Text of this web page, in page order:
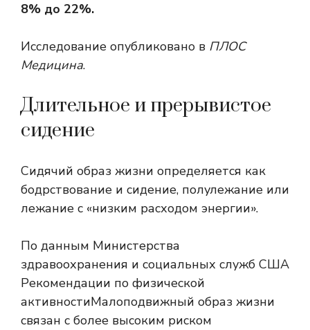
8% до 22%.
Исследование опубликовано в ПЛОС
Медицина.
Длительное и прерывистое
сидение
Сидячий образ жизни определяется как
бодрствование и сидение, полулежание или
лежание с «низким расходом энергии».
По данным Министерства
здравоохранения и социальных служб США
Рекомендации по физической
активностиМалоподвижный образ жизни
связан с более высоким риском